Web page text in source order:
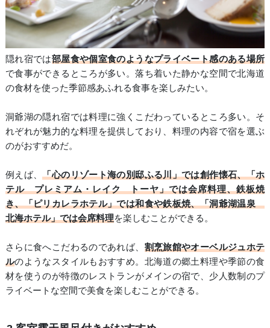
隠れ宿では部屋食や個室食のようなプライベート感のある場所
で食事ができるところが多い。落ち着いた静かな空間で北海道
の食材を使った季節感あふれる食事を楽しみたい。
洞爺湖の隠れ宿では料理に強くこだわっているところ多い。そ
れぞれが魅力的な料理を提供しており、料理の内容で宿を選ぶ
のがおすすめだ。
例えば、「心のリゾート海の別邸ふる川」では創作懐石、「ホ
テル プレミアム・レイク トーヤ」では会席料理、鉄板焼
き、「ピリカレラホテル」では和食や鉄板焼、「洞爺湖温泉
北海ホテル」では会席料理を楽しむことができる。
さらに食へこだわるのであれば、 割烹旅館やオーベルジュホテ
ルのようなスタイルもおすすめ。北海道の郷土料理や季節の食
材を使うのが特徴のレストランがメインの宿で、少人数制のプ
ライベートな空間で美食を楽しむことができる。